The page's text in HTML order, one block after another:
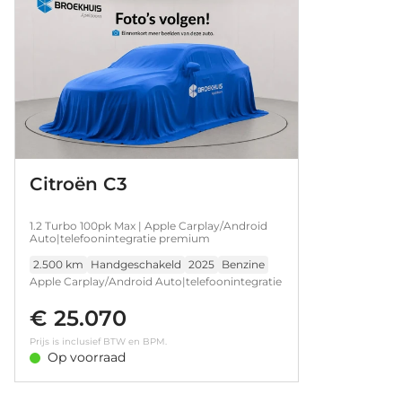
Citroën C3
1.2 Turbo 100pk Max | Apple Carplay/Android
Auto|telefoonintegratie premium
2.500 km
Handgeschakeld 2025 Benzine
Apple Carplay/Android Auto|telefoonintegratie
€ 25.070
Prijs is inclusief BTW en BPM.
Op voorraad